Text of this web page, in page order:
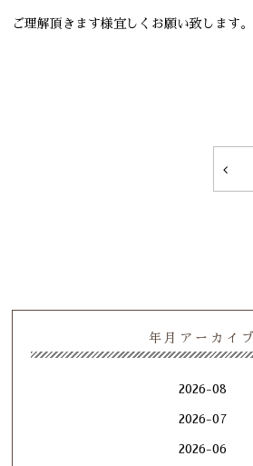
ご理解頂きます様宜しくお願い致します。
年月アーカイブ
2026-08
2026-07
2026-06